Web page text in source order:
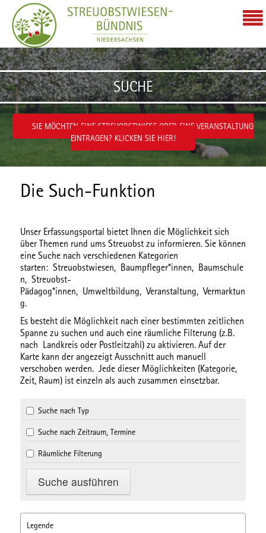
Zum Inhalt wechseln
SUCHE
SIE MÖCHTEN EINE STREUOBSTWIESE ODER EINE VERANSTALTUNG
EINTRAGEN? KLICKEN SIE HIER!
Die Such-Funktion
Unser Erfassungsportal bietet Ihnen die Möglichkeit sich
über Themen rund ums Streuobst zu informieren. Sie können
eine Suche nach verschiedenen Kategorien
starten: Streuobstwiesen, Baumpfleger*innen, Baumschule
n, Streuobst-
Pädagog*innen, Umweltbildung,Veranstaltung,Vermarktun
g.
Es besteht die Möglichkeit nach einer bestimmten zeitlichen
Spannezu suchen und auch eine räumliche Filterung (z.B.
nach Landkreis oder Postleitzahl) zu aktivieren. Auf der
Karte kann der angezeigt Ausschnitt auch manuell
verschoben werden. Jede dieser Möglichkeiten (Kategorie,
Zeit, Raum) ist einzeln als auch zusammen einsetzbar.
Suche nach Typ
Suche nach Zeitraum, Termine
Räumliche Filterung
Legende